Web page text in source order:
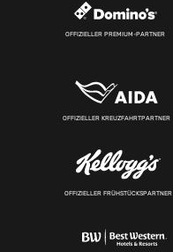
OFFIZIELLER PREMIUM-PARTNER
OFFIZIELLER KREUZFAHRTPARTNER
OFFIZIELLER FRÜHSTÜCKSPARTNER